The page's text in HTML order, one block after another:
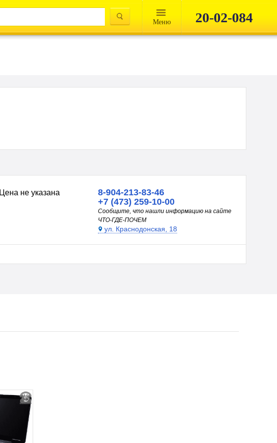
Mеню 20-02-084
Цена не указана
8-904-213-83-46
+7 (473) 259-10-00
Сообщите, что нашли информацию на сайте
ЧТО-ГДЕ-ПОЧЕМ
ул. Краснодонская, 18